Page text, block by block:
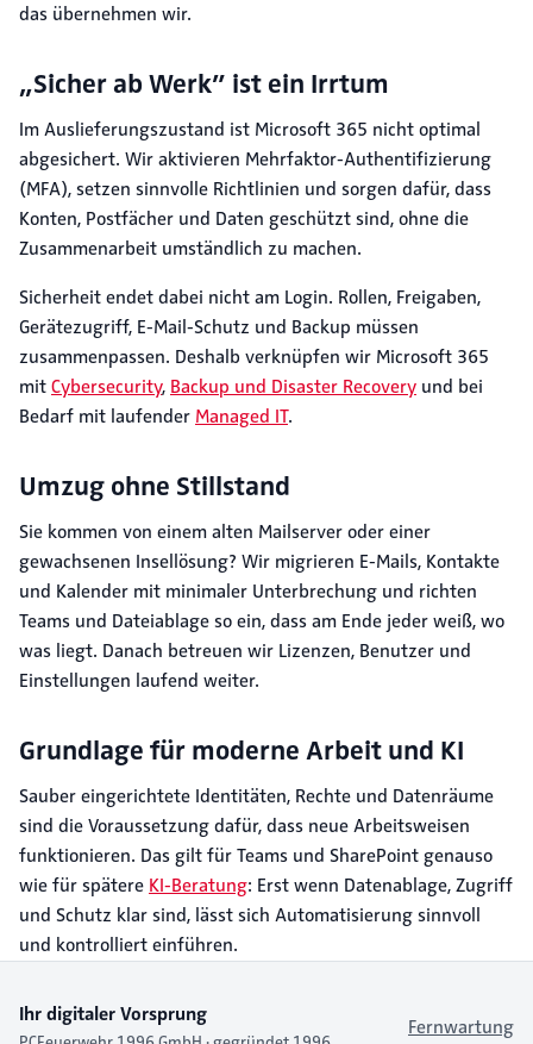
das übernehmen wir.
„Sicher ab Werk” ist ein Irrtum
Im Auslieferungszustand ist Microsoft 365 nicht optimal
abgesichert. Wir aktivieren Mehrfaktor-Authentifizierung
(MFA), setzen sinnvolle Richtlinien und sorgen dafür, dass
Konten, Postfächer und Daten geschützt sind, ohne die
Zusammenarbeit umständlich zu machen.
Sicherheit endet dabei nicht am Login. Rollen, Freigaben,
Gerätezugriff, E-Mail-Schutz und Backup müssen
zusammenpassen. Deshalb verknüpfen wir Microsoft 365
mit Cybersecurity, Backup und Disaster Recovery und bei
Bedarf mit laufender Managed IT.
Umzug ohne Stillstand
Sie kommen von einem alten Mailserver oder einer
gewachsenen Insellösung? Wir migrieren E-Mails, Kontakte
und Kalender mit minimaler Unterbrechung und richten
Teams und Dateiablage so ein, dass am Ende jeder weiß, wo
was liegt. Danach betreuen wir Lizenzen, Benutzer und
Einstellungen laufend weiter.
Grundlage für moderne Arbeit und KI
Sauber eingerichtete Identitäten, Rechte und Datenräume
sind die Voraussetzung dafür, dass neue Arbeitsweisen
funktionieren. Das gilt für Teams und SharePoint genauso
wie für spätere KI-Beratung: Erst wenn Datenablage, Zugriff
und Schutz klar sind, lässt sich Automatisierung sinnvoll
und kontrolliert einführen.
Ihr digitaler Vorsprung
Fernwartung